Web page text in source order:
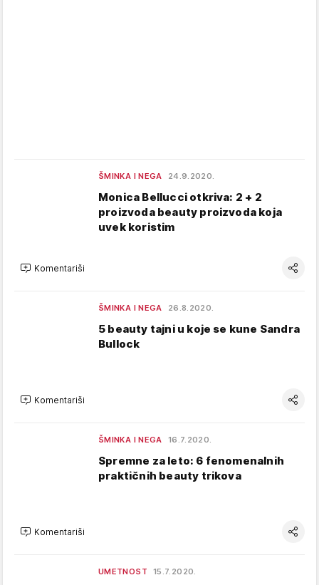
ŠMINKA I NEGA 24.9.2020.
Monica Bellucci otkriva: 2 + 2
proizvoda beauty proizvoda koja
uvek koristim
Komentariši
ŠMINKA I NEGA 26.8.2020.
5 beauty tajni u koje se kune Sandra
Bullock
Komentariši
ŠMINKA I NEGA 16.7.2020.
Spremne za leto: 6 fenomenalnih
praktičnih beauty trikova
Komentariši
UMETNOST 15.7.2020.